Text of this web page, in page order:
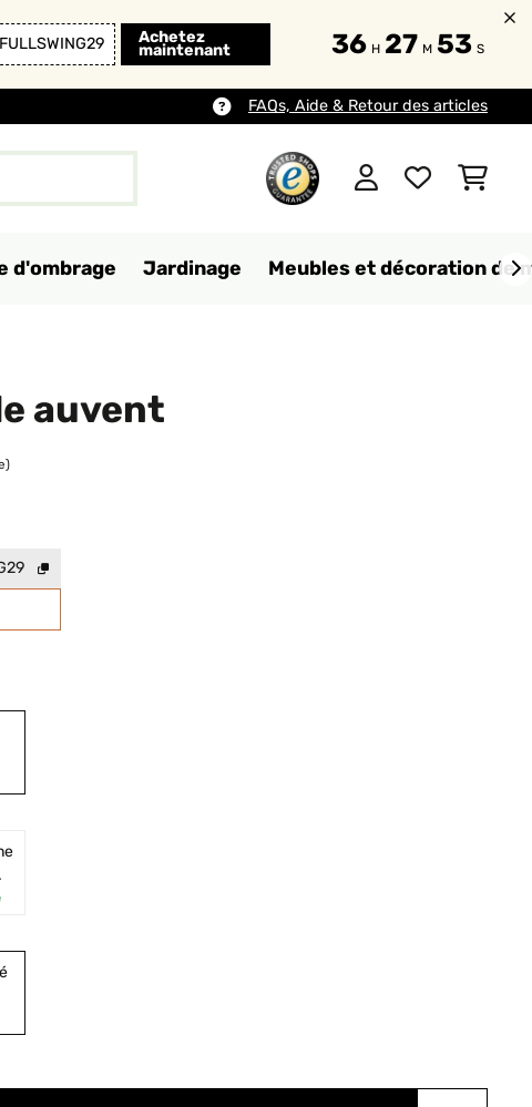
FULLSWING29 Achetez
maintenant 36 H 27 M 52 S
FAQs, Aide & Retour des articles
d'ombrage Jardinage Meubles et décoration de
auvent